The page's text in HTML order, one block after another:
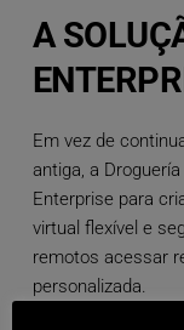
A
Em vez de
antiga, a
Enterprise para
virtual flexível e
remotos acessar
personalizada.